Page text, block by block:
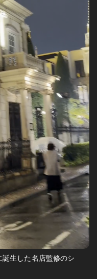
生した名店監修のシ